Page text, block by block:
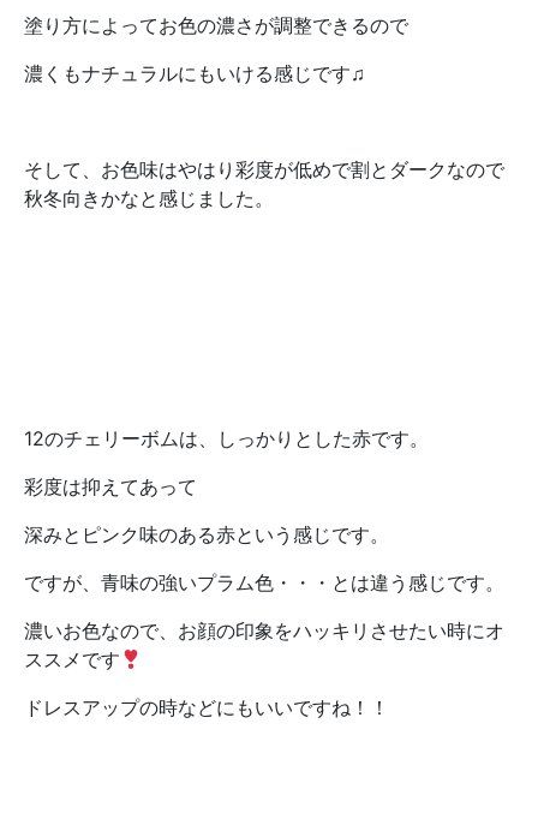
塗り方によってお色の濃さが調整できるので
濃くもナチュラルにもいける感じです♫
そして、お色味はやはり彩度が低めで割とダークなので
秋冬向きかなと感じました。
12のチェリーボムは、しっかりとした赤です。
彩度は抑えてあって
深みとピンク味のある赤という感じです。
ですが、青味の強いプラム色・・・とは違う感じです。
濃いお色なので、お顔の印象をハッキリさせたい時にオ
ススメです
ドレスアップの時などにもいいですね！！